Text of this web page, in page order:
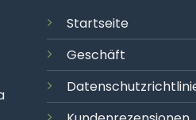
Startseite
Geschäft